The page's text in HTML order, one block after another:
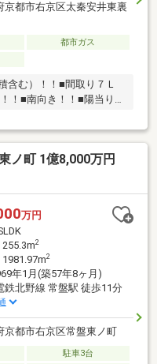
京都市右京区太秦安井東裏
都市ガス
含む）！！■間取り７Ｌ
！■南向き！！■陽当り良
ノ町 1億8,000万円
万円
255.3m2
1981.97m2
年1月(築57年8ヶ月)
鉄北野線 常盤駅 徒歩11分
京都市右京区常盤東ノ町
駐車3台